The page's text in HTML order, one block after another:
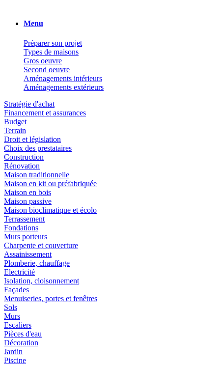
Menu
Préparer son projet
Types de maisons
Gros oeuvre
Second oeuvre
Aménagements intérieurs
Aménagements extérieurs
Stratégie d'achat
Financement et assurances
Budget
Terrain
Droit et législation
Choix des prestataires
Construction
Rénovation
Maison traditionnelle
Maison en kit ou préfabriquée
Maison en bois
Maison passive
Maison bioclimatique et écolo
Terrassement
Fondations
Murs porteurs
Charpente et couverture
Assainissement
Plomberie, chauffage
Electricité
Isolation, cloisonnement
Façades
Menuiseries, portes et fenêtres
Sols
Murs
Escaliers
Pièces d'eau
Décoration
Jardin
Piscine